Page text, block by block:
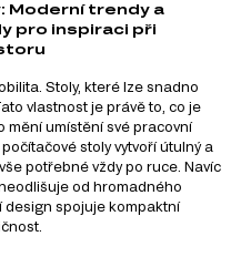
Moderní trendy a
pro inspiraci při
Stoly, které lze snadno
vlastnost je právě to, co je
mění umístění své pracovní
stoly vytvoří útulný a
potřebné vždy po ruce. Navíc
od hromadného
design spojuje kompaktní